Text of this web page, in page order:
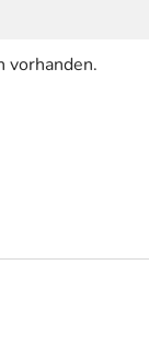
vorhanden.